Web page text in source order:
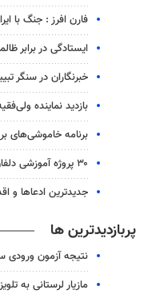
فارن افرز : جنگ با
ایستادگی در برابر
خبرنگاران در سنگر
بازدید نماینده
برنامه خاموشی‌های برق در
۳۰ پروژه آموزشی دلفان با پیشرفت ۹۱ درصدی آماده بهره‌برداری است
جدیدترین ادعاها و
پربازدیدترین ها
نتیجه آزمون ورودی سمپاد
مازیار لرستانی به